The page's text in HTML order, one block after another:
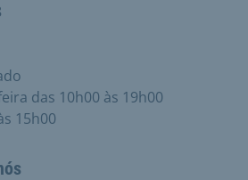
das 10h00 às 19h00
15h00